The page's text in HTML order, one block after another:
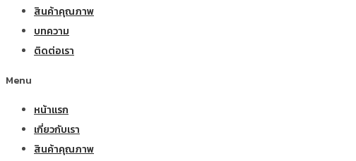
สินค้าคุณภาพ
บทความ
ติดต่อเรา
Menu
หน้าแรก
เกี่ยวกับเรา
สินค้าคุณภาพ